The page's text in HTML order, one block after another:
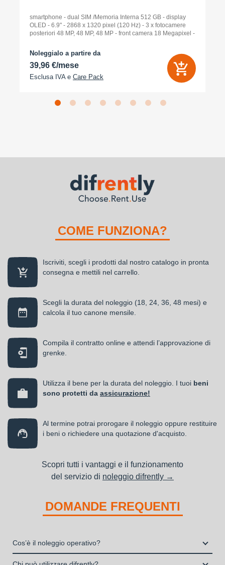
smartphone - dual SIM /Memoria Interna 512 GB - display
OLED - 6.9" - 2868 x 1320 pixel (120 Hz) - 3 x fotocamere
posteriori 48 MP, 48 MP, 48 MP - front camera 18 Megapixel -
Noleggialo a partire da
39,96 €/mese
Esclusa IVA e Care Pack
COME FUNZIONA?
Iscriviti, scegli i prodotti dal nostro catalogo in pronta
consegna e mettili nel carrello.
Scegli la durata del noleggio (18, 24, 36, 48 mesi) e
calcola il tuo canone mensile.
Compila il contratto online e attendi l’approvazione di
grenke.
Utilizza il bene per la durata del noleggio. I tuoi beni
sono protetti da assicurazione!
Al termine potrai prorogare il noleggio oppure restituire
i beni o richiedere una quotazione d'acquisto.
Scopri tutti i vantaggi e il funzionamento
del servizio di noleggio difrently →
DOMANDE FREQUENTI
Cos’è il noleggio operativo?
Il noleggio, o locazione operativa, è una soluzione che